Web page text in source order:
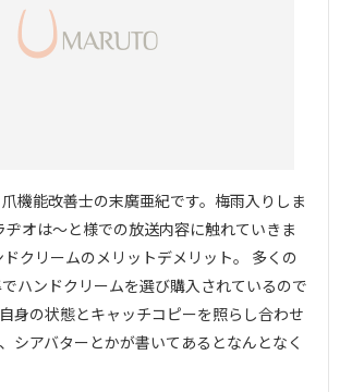
機能改善士の末廣亜紀です。梅雨入りしま
ヂオは〜と様での放送内容に触れていきま
クリームのメリットデメリット。 多くの
ハンドクリームを選び購入されているので
身の状態とキャッチコピーを照らし合わせ
シアバターとかが書いてあるとなんとなく